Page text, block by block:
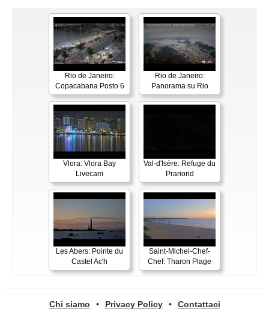
Rio de Janeiro:
Copacabana Posto 6
Rio de Janeiro:
Panorama su Rio
Vlora: Vlora Bay
Livecam
Val-d'Isère: Refuge du
Prariond
Les Abers: Pointe du
Castel Ac'h
Saint-Michel-Chef-
Chef: Tharon Plage
Chi siamo • Privacy Policy • Contattaci